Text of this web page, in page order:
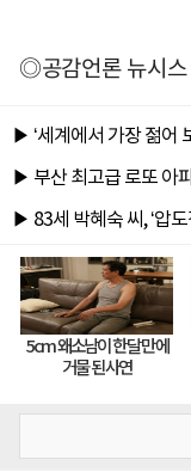
◎공감언론 뉴시스